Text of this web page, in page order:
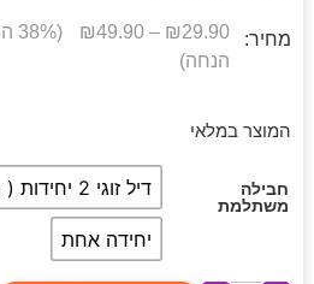
מחיר: ₪29.90
–
₪49.90
הנחה)
המוצר במלאי
חבילה
משתלמת
דיל זוגי 2 יחידות ( המשתלם ביותר! )
יחידה אחת